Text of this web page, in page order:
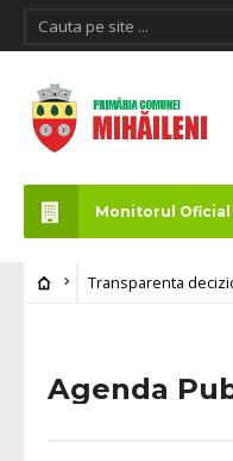
Monitorul Oficial
Transparenta
Agenda